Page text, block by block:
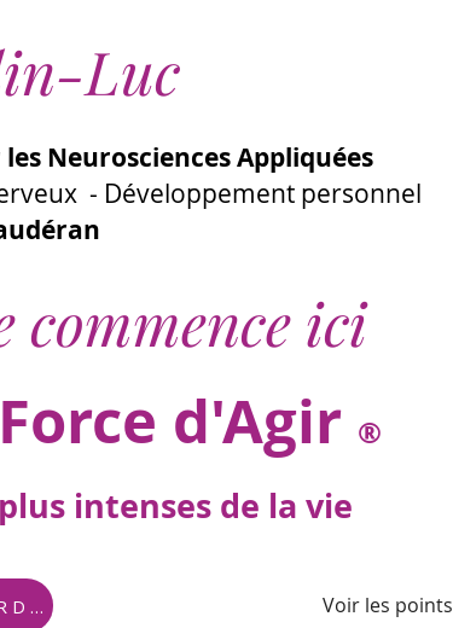
Luc
Neurosciences Appliquées
- Développement personnel
commence ici
d'Agir ®
intenses de la vie
Prendre RDV Voir les points